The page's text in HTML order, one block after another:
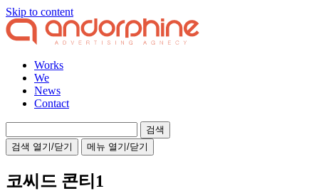
Skip to content
Works
We
News
Contact
색:검색 열기/닫기 메뉴 열기/닫기
코씨드 콘티1